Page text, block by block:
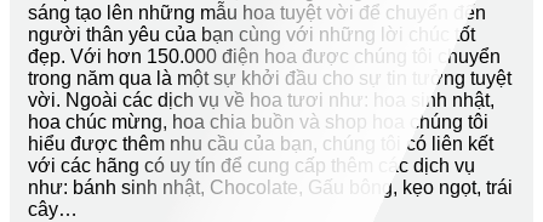
sáng tạo lên những mẫu hoa tuyệt vời để chuyển đến
người thân yêu của bạn cùng với những lời chúc tốt
đẹp. Với hơn 150.000 điện hoa được chúng tôi chuyển
trong năm qua là một sự khởi đầu cho sự tin tưởng tuyệt
vời. Ngoài các dịch vụ về hoa tươi như: hoa sinh nhật,
hoa chúc mừng, hoa chia buồn và shop hoa chúng tôi
hiểu được thêm nhu cầu của bạn, chúng tôi có liên kết
với các hãng có uy tín để cung cấp thêm các dịch vụ
như: bánh sinh nhật, Chocolate, Gấu bông, kẹo ngọt, trái
cây…